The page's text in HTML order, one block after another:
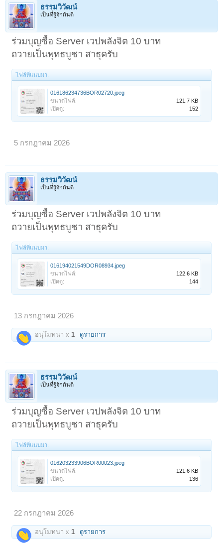
ธรรมวิวัฒน์
เป็นที่รู้จักกันดี
ร่วมบุญซื้อ Server เวปพลังจิต 10 บาท
ถวายเป็นพุทธบูชา สาธุครับ
ไฟล์ที่แนบมา:
016186234736BOR02720.jpeg
ขนาดไฟล์:
121.7 KB
เปิดดู:
152
5 กรกฎาคม 2026
ธรรมวิวัฒน์
เป็นที่รู้จักกันดี
ร่วมบุญซื้อ Server เวปพลังจิต 10 บาท
ถวายเป็นพุทธบูชา สาธุครับ
ไฟล์ที่แนบมา:
016194021549DOR08934.jpeg
ขนาดไฟล์:
122.6 KB
เปิดดู:
144
13 กรกฎาคม 2026
อนุโมทนา x 1 ดูรายการ
ธรรมวิวัฒน์
เป็นที่รู้จักกันดี
ร่วมบุญซื้อ Server เวปพลังจิต 10 บาท
ถวายเป็นพุทธบูชา สาธุครับ
ไฟล์ที่แนบมา:
016203233906BOR00023.jpeg
ขนาดไฟล์:
121.6 KB
เปิดดู:
136
22 กรกฎาคม 2026
อนุโมทนา x 1 ดูรายการ